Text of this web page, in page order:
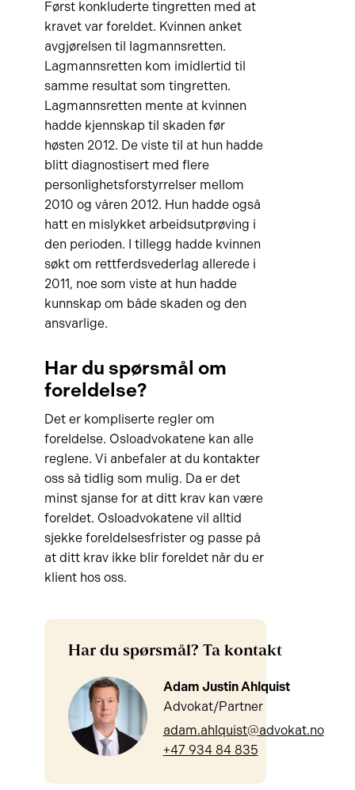
Først konkluderte tingretten med at
kravet var foreldet. Kvinnen anket
avgjørelsen til lagmannsretten.
Lagmannsretten kom imidlertid til
samme resultat som tingretten.
Lagmannsretten mente at kvinnen
hadde kjennskap til skaden før
høsten 2012. De viste til at hun hadde
blitt diagnostisert med flere
personlighetsforstyrrelser mellom
2010 og våren 2012. Hun hadde også
hatt en mislykket arbeidsutprøving i
den perioden. I tillegg hadde kvinnen
søkt om rettferdsvederlag allerede i
2011, noe som viste at hun hadde
kunnskap om både skaden og den
ansvarlige.
Har du spørsmål om
foreldelse?
Det er kompliserte regler om
foreldelse. Osloadvokatene kan alle
reglene. Vi anbefaler at du kontakter
oss så tidlig som mulig. Da er det
minst sjanse for at ditt krav kan være
foreldet. Osloadvokatene vil alltid
sjekke foreldelsesfrister og passe på
at ditt krav ikke blir foreldet når du er
klient hos oss.
Har du spørsmål? Ta kontakt
Adam Justin Ahlquist
Advokat/Partner
adam.ahlquist@advokat.no
+47 934 84 835